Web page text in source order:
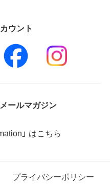
ウント
ールマガジン
」 はこちら
プライバシーポリシー